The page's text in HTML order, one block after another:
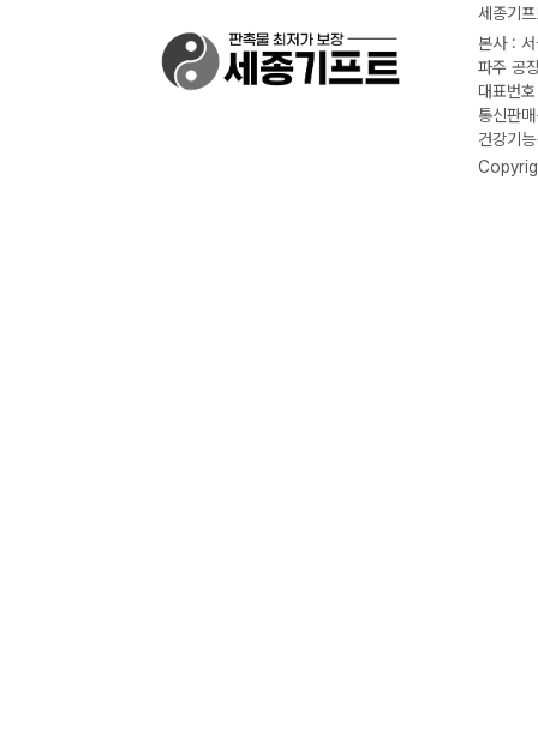
세종기
본사 :
파주 공
대표번
통신판
건강기